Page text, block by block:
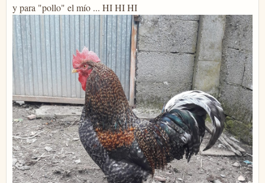
y para "pollo" el mío ... HI HI HI